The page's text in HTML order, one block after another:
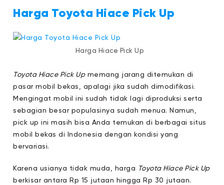
Harga Toyota Hiace Pick Up
Harga Hiace Pick Up
Toyota Hiace Pick Upmemang jarang ditemukan di
pasar mobil bekas, apalagi jika sudah dimodifikasi.
Mengingat mobil ini sudah tidak lagi diproduksi serta
sebagian besar populasinya sudah menua. Namun,
pick up ini masih bisa Anda temukan di berbagai situs
mobil bekas di Indonesia dengan kondisi yang
bervariasi.
Karena usianya tidak muda, harga Toyota Hiace Pick Up
berkisar antara Rp 15 jutaan hingga Rp 30 jutaan.